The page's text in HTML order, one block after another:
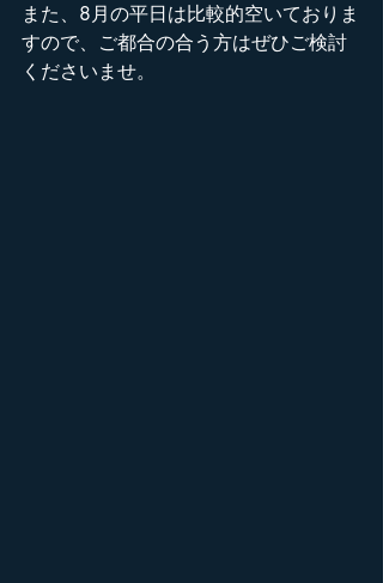
また、8月の平日は比較的空いておりま
すので、ご都合の合う方はぜひご検討
くださいませ。